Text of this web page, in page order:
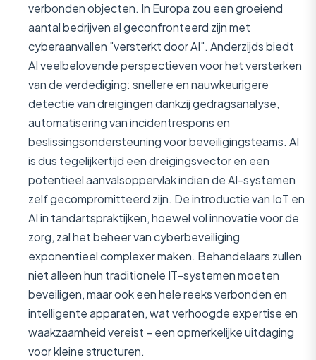
verbonden objecten. In Europa zou een groeiend
aantal bedrijven al geconfronteerd zijn met
cyberaanvallen "versterkt door AI". Anderzijds biedt
AI veelbelovende perspectieven voor het versterken
van de verdediging: snellere en nauwkeurigere
detectie van dreigingen dankzij gedragsanalyse,
automatisering van incidentrespons en
beslissingsondersteuning voor beveiligingsteams. AI
is dus tegelijkertijd een dreigingsvector en een
potentieel aanvalsoppervlak indien de AI-systemen
zelf gecompromitteerd zijn. De introductie van IoT en
AI in tandartspraktijken, hoewel vol innovatie voor de
zorg, zal het beheer van cyberbeveiliging
exponentieel complexer maken. Behandelaars zullen
niet alleen hun traditionele IT-systemen moeten
beveiligen, maar ook een hele reeks verbonden en
intelligente apparaten, wat verhoogde expertise en
waakzaamheid vereist – een opmerkelijke uitdaging
voor kleine structuren.